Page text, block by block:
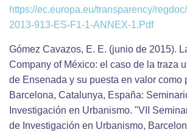
https://ec.europa.eu/transparency/
2013-913-ES-F1-1-ANNEX-1.Pdf
Gómez Cavazos, E. E. (junio de 2015).
Company of México: el caso de la traza
de Ensenada y su puesta en valor como
Barcelona, Catalunya, España:
Investigación en Urbanismo. "VII
de Investigación en Urbanismo,